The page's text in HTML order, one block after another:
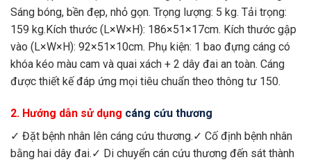
Sáng bóng, bền đẹp, nhỏ gọn. Trọng lượng: 5 kg. Tải trọng:
159 kg.Kích thước (L×W×H): 186×51×17cm. Kích thước gập
vào (L×W×H): 92×51×10cm. Phụ kiện: 1 bao đựng cáng có
khóa kéo màu cam và quai xách + 2 dây đai an toàn. Cáng
được thiết kế đáp ứng mọi tiêu chuẩn theo thông tư 150.
2. Hướng dẫn sử dụng cáng cứu thương
✓ Đặt bệnh nhân lên cáng cứu thương.✓ Cố định bệnh nhân
bằng hai dây đai.✓ Di chuyển cán cứu thương đến sát thành